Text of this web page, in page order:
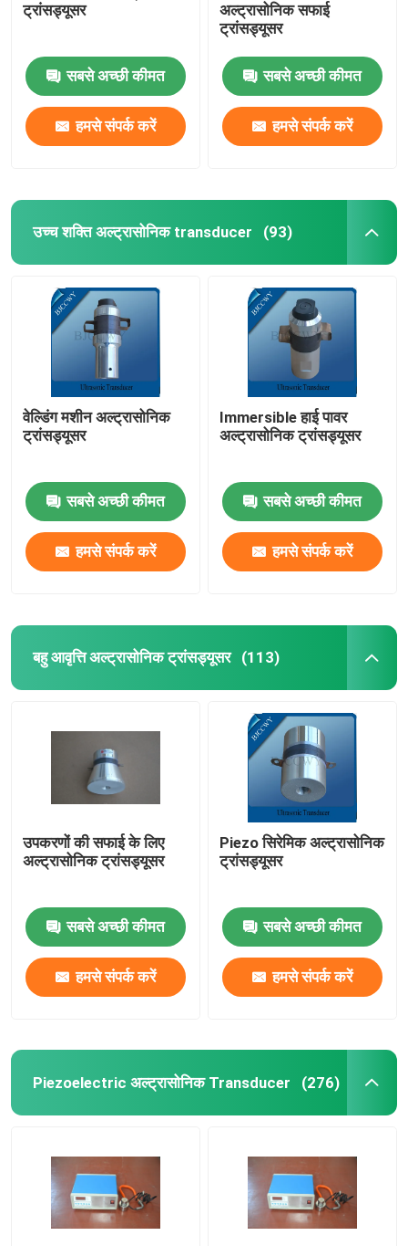
ट्रांसड्यूसर
सबसे अच्छी कीमत
हमसे संपर्क करें
अल्ट्रासोनिक सफाई
ट्रांसड्यूसर
सबसे अच्छी कीमत
हमसे संपर्क करें
उच्च शक्ति अल्ट्रासोनिक transducer (93)
वेल्डिंग मशीन अल्ट्रासोनिक
ट्रांसड्यूसर
सबसे अच्छी कीमत
हमसे संपर्क करें
Immersible हाई पावर
अल्ट्रासोनिक ट्रांसड्यूसर
सबसे अच्छी कीमत
हमसे संपर्क करें
बहु आवृत्ति अल्ट्रासोनिक ट्रांसड्यूसर (113)
उपकरणों की सफाई के लिए
अल्ट्रासोनिक ट्रांसड्यूसर
सबसे अच्छी कीमत
हमसे संपर्क करें
Piezo सिरेमिक अल्ट्रासोनिक
ट्रांसड्यूसर
सबसे अच्छी कीमत
हमसे संपर्क करें
Piezoelectric अल्ट्रासोनिक Transducer (276)